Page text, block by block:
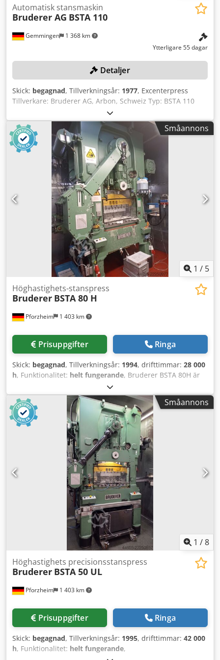
Gemmingen 1 368 km
Automatisk stansmaskin
Bruderer AG BSTA 110
Ytterligare 55 dagar
Detaljer
Skick: begagnad, Tillverkningsår: 1977, Excenterpress
Tillverkare: Bruderer AG, Arbon, Schweiz Typ: BSTA 110
Serienummer: 4343 Tillverkningsår: 1977 Presskraft: 110
ton Slagtal: 100–850 slag/min Slaglängd (justerbar): 16, 19,
26, 35, 43, 51, 58, 64, 70, 75 mm Slidjustering: 89 mm Max.
verktygsbredd: 1.170 mm Max. bandbredd: 400 mm
Bandhöjd över klämplatta: 80–180 mm Bordsöppning:
1.120 x 400 mm Ansluten effekt: 50 kW Matningsspänning:
3 x 380 V AC, 50 Hz Styrspänning: 24 V AC
Tryckluftsanslutning: R ½", 6–10 bar Maskinmått (H x B x
D): 3.930 x 3.320 x 2.250 mm Totalvikt inkl. bandmatning:
ca 24.600 kg Bandmatningsenhet Tillverkare: Bruderer AG,
Arbon, Schweiz Credpfx Ajzil Susi Tjf Typ: BBV 320/200
Max. matning: 200 mm Max. slag/min: upp till 1.000
(beroende på matning) Tillbehör Kohler bandavlindare
Heспo riktverk SYS PHS 5000 Ljudisolerad kapsling (orange)
Småannons
1 / 5
Pforzheim 1 403 km
Höghastighets-stanspress
Bruderer BSTA 80 H
Prisuppgifter Ringa
Skick: begagnad, Tillverkningsår: 1994, drifttimmar: 28 000
h, Funktionalitet: helt fungerande, Bruderer BSTA 80H är
en högvarvig stanspress på 80 ton för tillverkning av
progressionsverktyg. Den är utrustad med ett BBV 320/200
bandmatningssystem och Unidor verktygsövervakning.
Maskinen finns tillgänglig från lager i Pforzheim och kan
inspekteras. Nominell kraft: 800 kN (80 ton)
Verktygsövervakning: Unidor Slagantal: 100–1 000 slag/min
Bandmatningssystem: Bruderer BBV 320/200 Justerbar
slaglängd: 16–63 mm Upptagningsyta: 970 mm²
Huvuddrift: 43 kW Strömförsörjning: 380 V / 50 Hz
Bordsplatta: 760 x 510 mm Maskinbord: 950 x 910 mm
Bandinmatningshöjd (justerbar): 80–180 mm Max.
bandbredd: 360 mm, materialtjocklek: 3 mm Maskinmått:
2834 x 1742 x 3460 mm Cedpezibtbefx Ai Terf Vikt: ca 15
550 kg Drifttimmar (huvuddrift): ca 28 067 h Ytterligare
maskiner av märkena Bruderer, Bihler, Soprem, Noxon,
Huras, Schaal och Mabu finns tillgängliga på förfrågan.
Småannons
1 /8
Pforzheim 1 403 km
Höghastighets precisionsstanspress
Bruderer BSTA 50 UL
Prisuppgifter Ringa
Skick: begagnad, Tillverkningsår: 1995, drifttimmar: 42 000
h, Funktionalitet: helt fungerande,